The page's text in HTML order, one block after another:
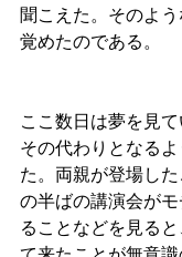
聞こえた。そのよ
覚めたのである。
ここ数日は夢を見て
その代わりとなる
た。両親が登場し
の半ばの講演会が
ることなどを見る